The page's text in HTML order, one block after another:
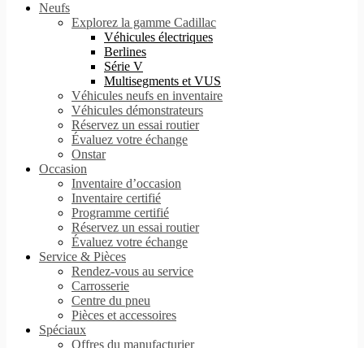
Neufs
Explorez la gamme Cadillac
Véhicules électriques
Berlines
Série V
Multisegments et VUS
Véhicules neufs en inventaire
Véhicules démonstrateurs
Réservez un essai routier
Évaluez votre échange
Onstar
Occasion
Inventaire d’occasion
Inventaire certifié
Programme certifié
Réservez un essai routier
Évaluez votre échange
Service & Pièces
Rendez-vous au service
Carrosserie
Centre du pneu
Pièces et accessoires
Spéciaux
Offres du manufacturier